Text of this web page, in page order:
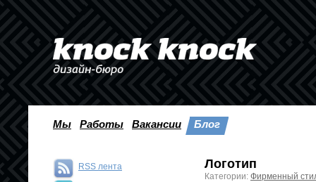
Мы Работы Вакансии Блог
RSS лента Логотип
Категории: Фирменный